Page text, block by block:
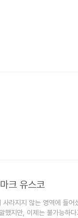
크 유스코
라지지 않는 영역에 들
했지만, 이제는 불가능하